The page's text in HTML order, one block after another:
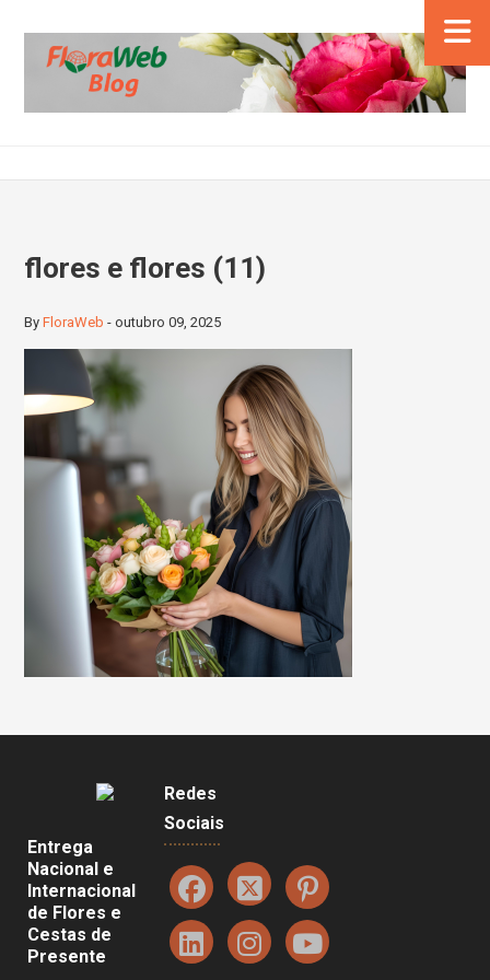
flores e flores (11)
ByFloraWeb -outubro 09, 2025
Entrega
Nacional e
Internacional
de Flores e
Cestas de
Presente
Redes
Sociais